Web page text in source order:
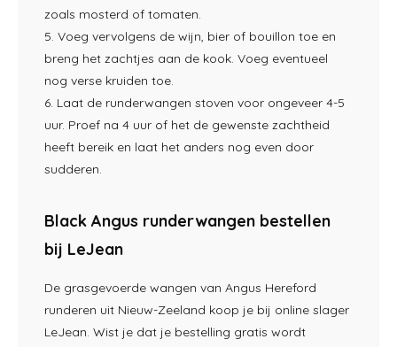
zoals mosterd of tomaten.
5. Voeg vervolgens de wijn, bier of bouillon toe en
breng het zachtjes aan de kook. Voeg eventueel
nog verse kruiden toe.
6. Laat de runderwangen stoven voor ongeveer 4-5
uur. Proef na 4 uur of het de gewenste zachtheid
heeft bereik en laat het anders nog even door
sudderen.
Black Angus runderwangen bestellen
bij LeJean
De grasgevoerde wangen van Angus Hereford
runderen uit Nieuw-Zeeland koop je bij online slager
LeJean. Wist je dat je bestelling gratis wordt